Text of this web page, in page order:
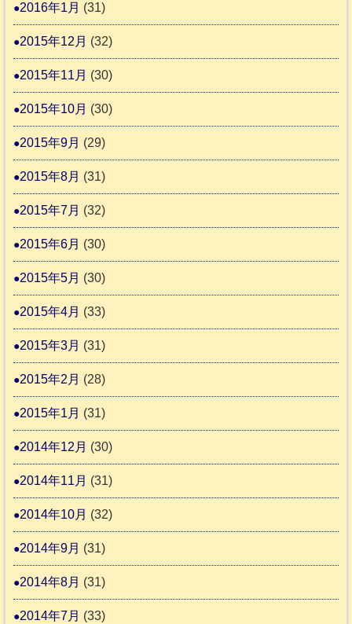
2016年1月 (31)
2015年12月 (32)
2015年11月 (30)
2015年10月 (30)
2015年9月 (29)
2015年8月 (31)
2015年7月 (32)
2015年6月 (30)
2015年5月 (30)
2015年4月 (33)
2015年3月 (31)
2015年2月 (28)
2015年1月 (31)
2014年12月 (30)
2014年11月 (31)
2014年10月 (32)
2014年9月 (31)
2014年8月 (31)
2014年7月 (33)